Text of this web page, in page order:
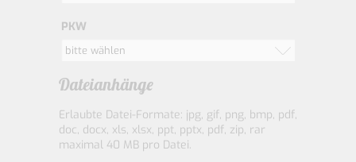
PKW
bitte wählen
Dateianhänge
Erlaubte Datei-Formate: jpg, gif, png, bmp, pdf,
doc, docx, xls, xlsx, ppt, pptx, pdf, zip, rar
maximal 40 MB pro Datei.